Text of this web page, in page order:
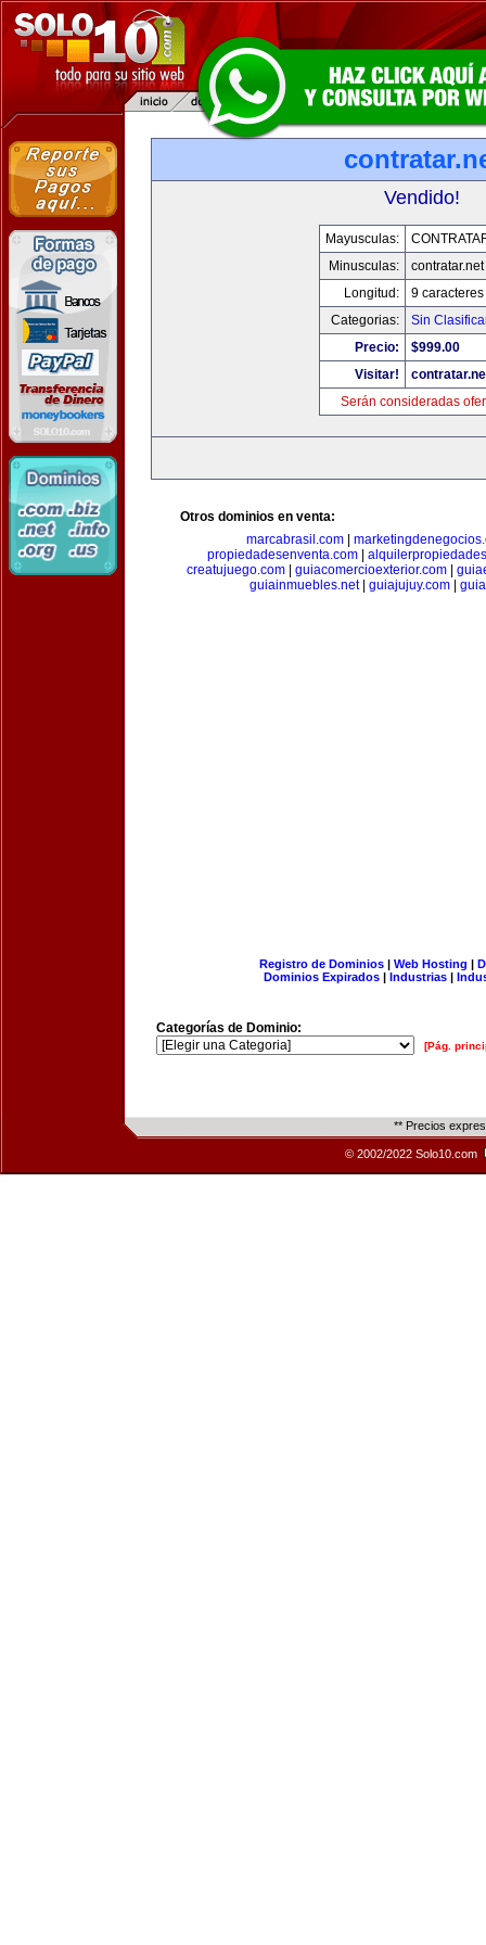
Vendido!
Mayusculas:
Minusculas:
contratar.net
Longitud:
9 caracteres
Categorias:
Sin
Precio:
$999.00
Visitar!
Serán consideradas
Otros dominios en venta:
marcabrasil.com
propiedadesenventa.com
creatujuego.com| guiacomercioexterior.com|
guiainmuebles.net| guiajujuy.com|
Registro de Dominios| Web Hosting |
Dominios Expirados | Industrias |
Categorías de Dominio:
[Pág.
** Precios
© 2002/2022 Solo10.com